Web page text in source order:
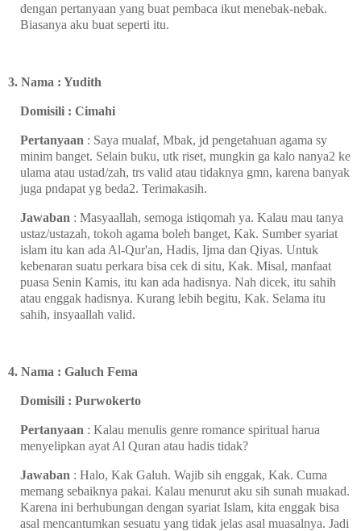
dengan pertanyaan yang buat pembaca ikut menebak-nebak.
Biasanya aku buat seperti itu.
3. Nama : Yudith
Domisili : Cimahi
Pertanyaan : Saya mualaf, Mbak, jd pengetahuan agama sy
minim banget. Selain buku, utk riset, mungkin ga kalo nanya2 ke
ulama atau ustad/zah, trs valid atau tidaknya gmn, karena banyak
juga pndapat yg beda2. Terimakasih.
Jawaban : Masyaallah, semoga istiqomah ya. Kalau mau tanya
ustaz/ustazah, tokoh agama boleh banget, Kak. Sumber syariat
islam itu kan ada Al-Qur'an, Hadis, Ijma dan Qiyas. Untuk
kebenaran suatu perkara bisa cek di situ, Kak. Misal, manfaat
puasa Senin Kamis, itu kan ada hadisnya. Nah dicek, itu sahih
atau enggak hadisnya. Kurang lebih begitu, Kak. Selama itu
sahih, insyaallah valid.
4. Nama : Galuch Fema
Domisili : Purwokerto
Pertanyaan : Kalau menulis genre romance spiritual harua
menyelipkan ayat Al Quran atau hadis tidak?
Jawaban : Halo, Kak Galuh. Wajib sih enggak, Kak. Cuma
memang sebaiknya pakai. Kalau menurut aku sih sunah muakad.
Karena ini berhubungan dengan syariat Islam, kita enggak bisa
asal mencantumkan sesuatu yang tidak jelas asal muasalnya. Jadi